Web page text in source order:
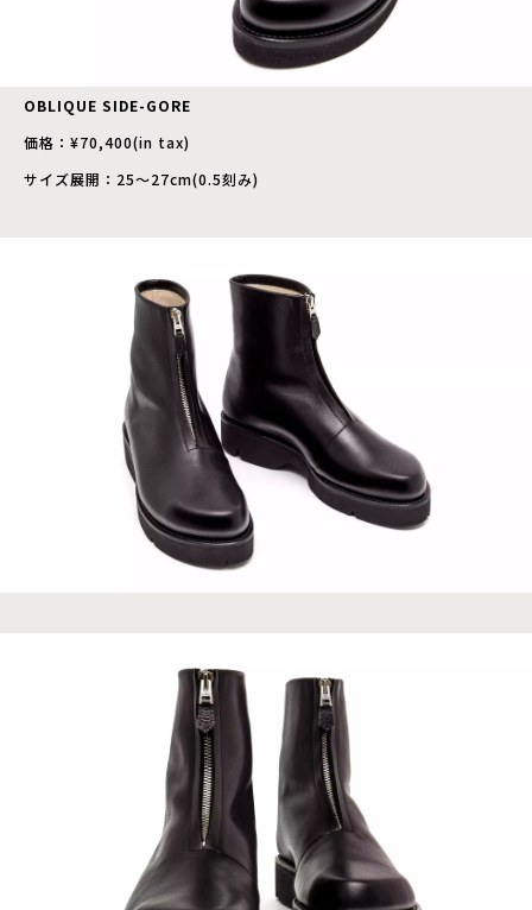
OBLIQUE SIDE-GORE
価格：¥70,400(in tax)
サイズ展開：25～27cm(0.5刻み)